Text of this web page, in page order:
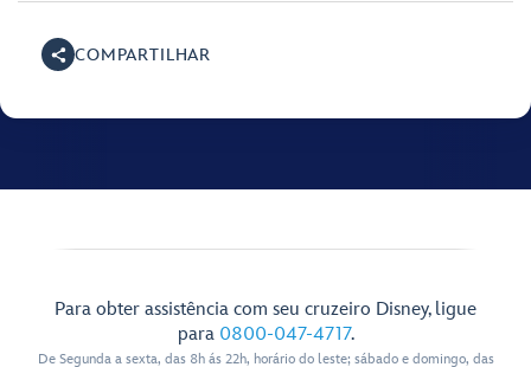
COMPARTILHAR
Para obter assistência com seu cruzeiro Disney, ligue
para 0800-047-4717.
De Segunda a sexta, das 8h ás 22h, horário do leste; sábado e domingo, das